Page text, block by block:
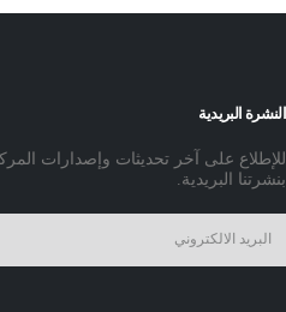
النشرة البريدية
للإطلاع على آخر تحديثات وإصدارات
بنشرتنا البريدية.